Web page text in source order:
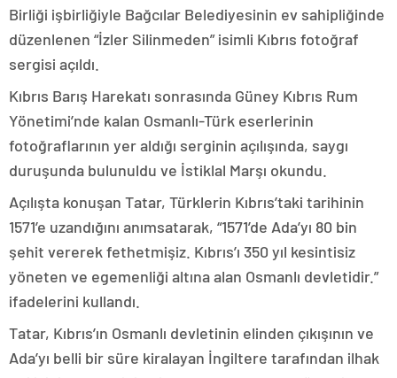
Birliği işbirliğiyle Bağcılar Belediyesinin ev sahipliğinde
düzenlenen “İzler Silinmeden” isimli Kıbrıs fotoğraf
sergisi açıldı.
Kıbrıs Barış Harekatı sonrasında Güney Kıbrıs Rum
Yönetimi’nde kalan Osmanlı-Türk eserlerinin
fotoğraflarının yer aldığı serginin açılışında, saygı
duruşunda bulunuldu ve İstiklal Marşı okundu.
Açılışta konuşan Tatar, Türklerin Kıbrıs’taki tarihinin
1571’e uzandığını anımsatarak, “1571’de Ada’yı 80 bin
şehit vererek fethetmişiz. Kıbrıs’ı 350 yıl kesintisiz
yöneten ve egemenliği altına alan Osmanlı devletidir.”
ifadelerini kullandı.
Tatar, Kıbrıs’ın Osmanlı devletinin elinden çıkışının ve
Ada’yı belli bir süre kiralayan İngiltere tarafından ilhak